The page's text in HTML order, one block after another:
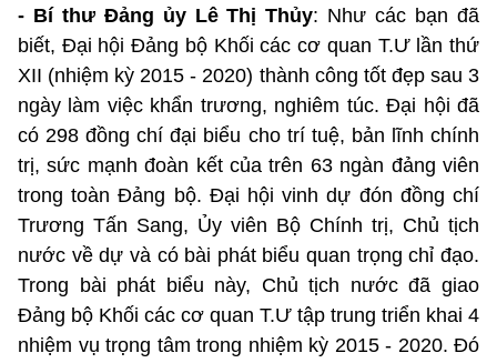
- Bí thư Đảng ủy Lê Thị Thủy: Như các bạn đã
biết, Đại hội Đảng bộ Khối các cơ quan T.Ư lần thứ
XII (nhiệm kỳ 2015 - 2020) thành công tốt đẹp sau 3
ngày làm việc khẩn trương, nghiêm túc. Đại hội đã
có 298 đồng chí đại biểu cho trí tuệ, bản lĩnh chính
trị, sức mạnh đoàn kết của trên 63 ngàn đảng viên
trong toàn Đảng bộ. Đại hội vinh dự đón đồng chí
Trương Tấn Sang, Ủy viên Bộ Chính trị, Chủ tịch
nước về dự và có bài phát biểu quan trọng chỉ đạo.
Trong bài phát biểu này, Chủ tịch nước đã giao
Đảng bộ Khối các cơ quan T.Ư tập trung triển khai 4
nhiệm vụ trọng tâm trong nhiệm kỳ 2015 - 2020. Đó